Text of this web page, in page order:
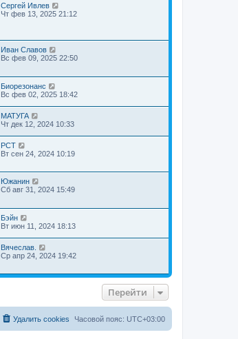
Сергей Ивлев
Чт фев 13, 2025 21:12
Иван Славов
Вс фев 09, 2025 22:50
Биорезонанс
Вс фев 02, 2025 18:42
МАТУГА
Чт дек 12, 2024 10:33
РСТ
Вт сен 24, 2024 10:19
Южанин
Сб авг 31, 2024 15:49
Бэйн
Вт июн 11, 2024 18:13
Вячеслав.
Ср апр 24, 2024 19:42
Перейти
Часовой пояс: UTC+03:00
Удалить cookies